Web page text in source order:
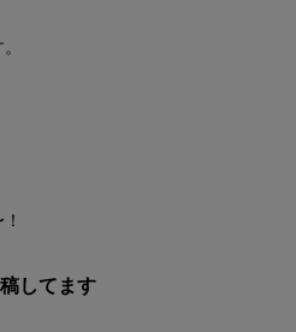
してます